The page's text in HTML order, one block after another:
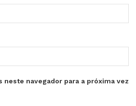
neste navegador para a próxima vez